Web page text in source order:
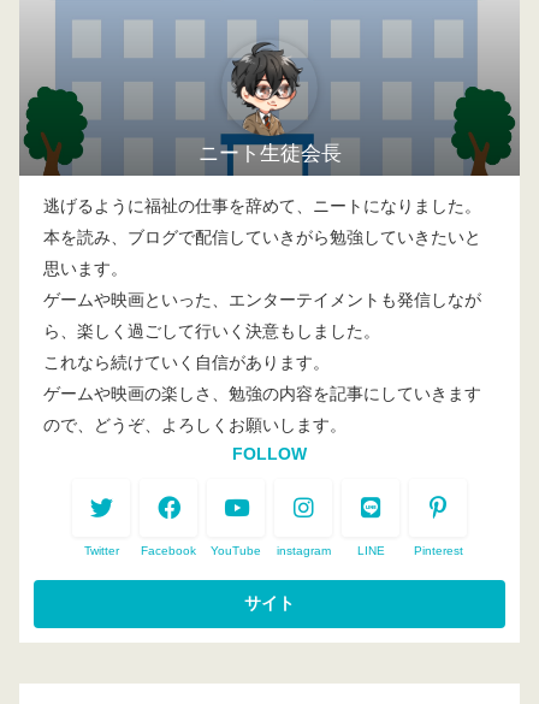
ニート生徒会長
逃げるように福祉の仕事を辞めて、ニートになりました。
本を読み、ブログで配信していきがら勉強していきたいと
思います。
ゲームや映画といった、エンターテイメントも発信しなが
ら、楽しく過ごして行いく決意もしました。
これなら続けていく自信があります。
ゲームや映画の楽しさ、勉強の内容を記事にしていきます
ので、どうぞ、よろしくお願いします。
FOLLOW
Twitter Facebook YouTube instagram LINE Pinterest